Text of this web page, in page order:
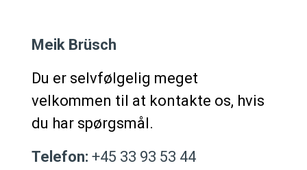
Meik Brüsch
Du er selvfølgelig meget
velkommen til at kontakte os, hvis
du har spørgsmål.
Telefon: +45 33 93 53 44